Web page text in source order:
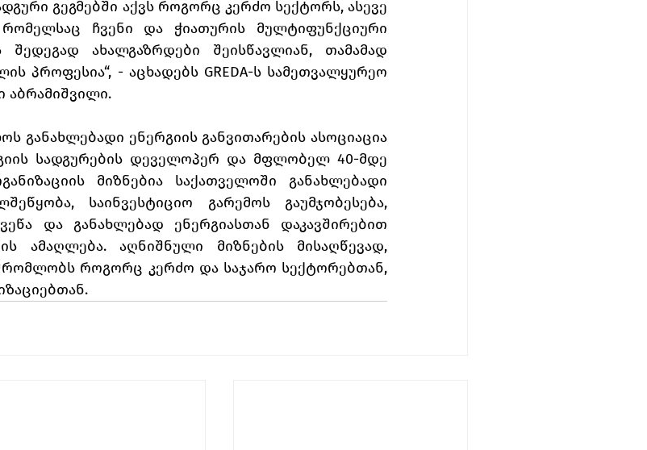
გეგმებში აქვს როგორც კერძო სექტორს, ასევე
ჩვენი და ჭიათურის მულტიფუნქციური
ახალგაზრდები შეისწავლიან, თამამად
პროფესია“, - აცხადებს GREDA-ს სამეთვალყურეო
აბრამიშვილი.
განახლებადი ენერგიის განვითარების ასოციაცია
სადგურების დეველოპერ და მფლობელ 40-მდე
მიზნებია საქათველოში განახლებადი
საინვესტიციო გარემოს გაუმჯობესება,
და განახლებად ენერგიასთან დაკავშირებით
ამაღლება. აღნიშნული მიზნების მისაღწევად,
როგორც კერძო და საჯარო სექტორებთან,